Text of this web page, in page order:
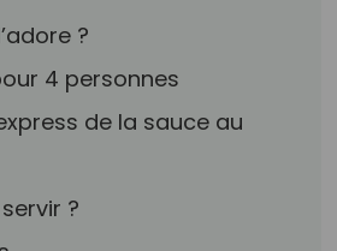
?
4 personnes
de la sauce au
?